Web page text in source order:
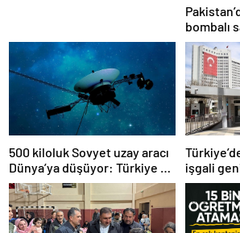
bombalı
500 kiloluk Sovyet uzay aracı
Dünya’ya düşüyor: Türkiye de
risk altında
işgali
tepki